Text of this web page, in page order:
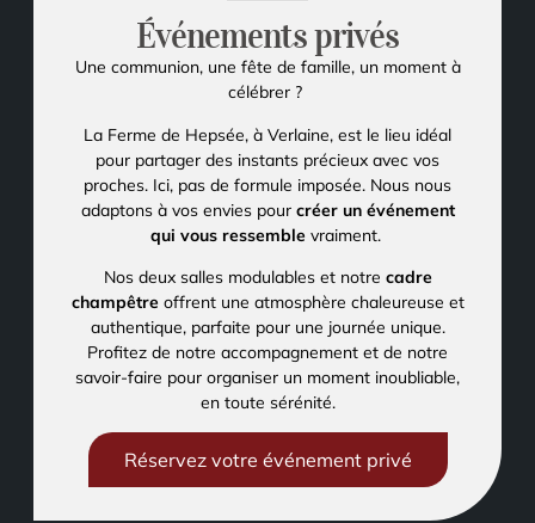
Événements privés
Une communion, une fête de famille, un moment à
célébrer ?
La Ferme de Hepsée, à Verlaine, est le lieu idéal
pour partager des instants précieux avec vos
proches. Ici, pas de formule imposée. Nous nous
adaptons à vos envies pour créer un événement
qui vous ressemblevraiment.
Nos deux salles modulableset notre cadre
champêtreoffrent une atmosphère chaleureuse et
authentique, parfaite pour une journée unique.
Profitez de notre accompagnement et de notre
savoir-faire pour organiser un moment inoubliable,
en toute sérénité.
Réservez votre événement privé